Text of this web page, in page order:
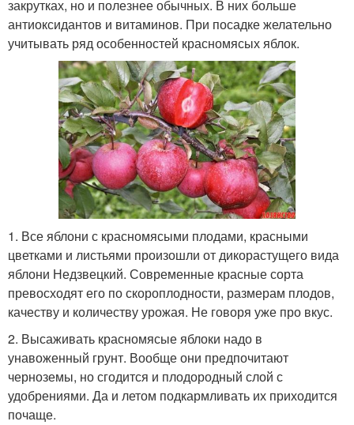
закрутках, но и полезнее обычных. В них больше
антиоксидантов и витаминов. При посадке желательно
учитывать ряд особенностей красномясых яблок.
1. Все яблони с красномясыми плодами, красными
цветками и листьями произошли от дикорастущего вида
яблони Недзвецкий. Современные красные сорта
превосходят его по скороплодности, размерам плодов,
качеству и количеству урожая. Не говоря уже про вкус.
2. Высаживать красномясые яблоки надо в
унавоженный грунт. Вообще они предпочитают
черноземы, но сгодится и плодородный слой с
удобрениями. Да и летом подкармливать их приходится
почаще.